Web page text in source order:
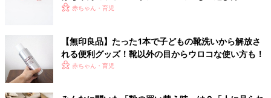
赤ちゃん・育児
【無印良品】たった1本で子どもの靴洗いから解放さ
れる便利グッズ！靴以外の目からウロコな使い方も！
赤ちゃん・育児